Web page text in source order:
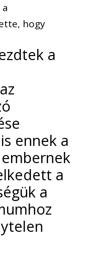
hogy
a
ennek a
a
a